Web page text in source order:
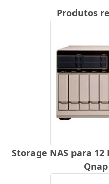
Produtos
Storage NAS para 12
Qnap